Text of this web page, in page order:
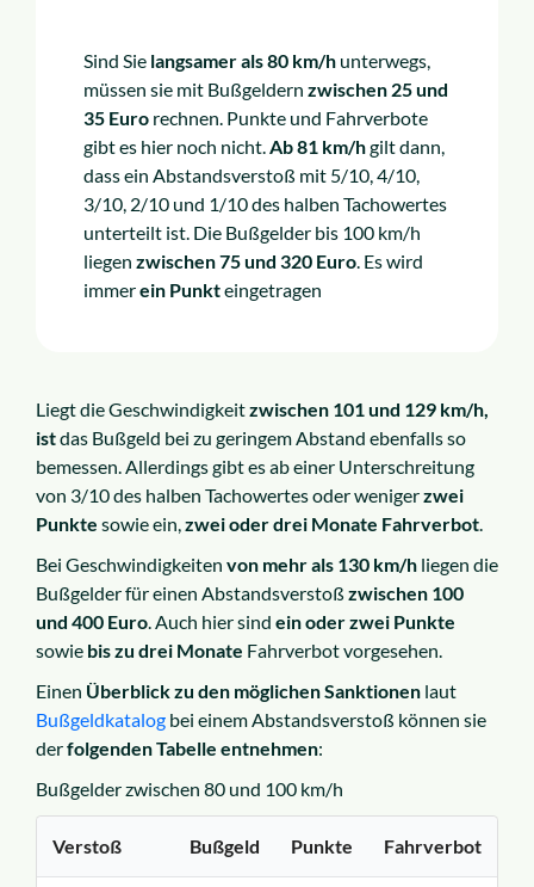
Sind Sie langsamer als 80 km/h unterwegs,
müssen sie mit Bußgeldern zwischen 25 und
35 Euro rechnen. Punkte und Fahrverbote
gibt es hier noch nicht.Ab 81 km/hgilt dann,
dass ein Abstandsverstoß mit 5/10, 4/10,
3/10, 2/10 und 1/10 des halben Tachowertes
unterteilt ist. Die Bußgelder bis 100 km/h
liegen zwischen 75 und 320 Euro. Es wird
immerein Punkteingetragen
Liegt die Geschwindigkeitzwischen 101 und 129 km/h,
istdas Bußgeld bei zu geringem Abstand ebenfalls so
bemessen. Allerdings gibt es ab einer Unterschreitung
von 3/10 des halben Tachowertes oder wenigerzwei
Punkte sowie ein,zwei oder drei Monate Fahrverbot.
Bei Geschwindigkeiten von mehr als 130 km/h liegen die
Bußgelder für einen Abstandsverstoß zwischen 100
und 400 Euro. Auch hier sind ein oder zwei Punkte
sowie bis zu drei Monate Fahrverbot vorgesehen.
Einen Überblick zu den möglichen Sanktionen laut
Bußgeldkatalog bei einem Abstandsverstoß können sie
derfolgenden Tabelle entnehmen:
Bußgelder zwischen 80 und 100 km/h
Verstoß Bußgeld Punkte Fahrverbot